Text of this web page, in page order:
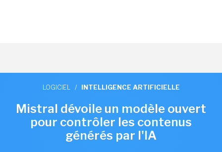
LOGICIEL / INTELLIGENCE ARTIFICIELLE
Mistral dévoile un modèle ouvert
pour contrôler les contenus
générés par l'IA